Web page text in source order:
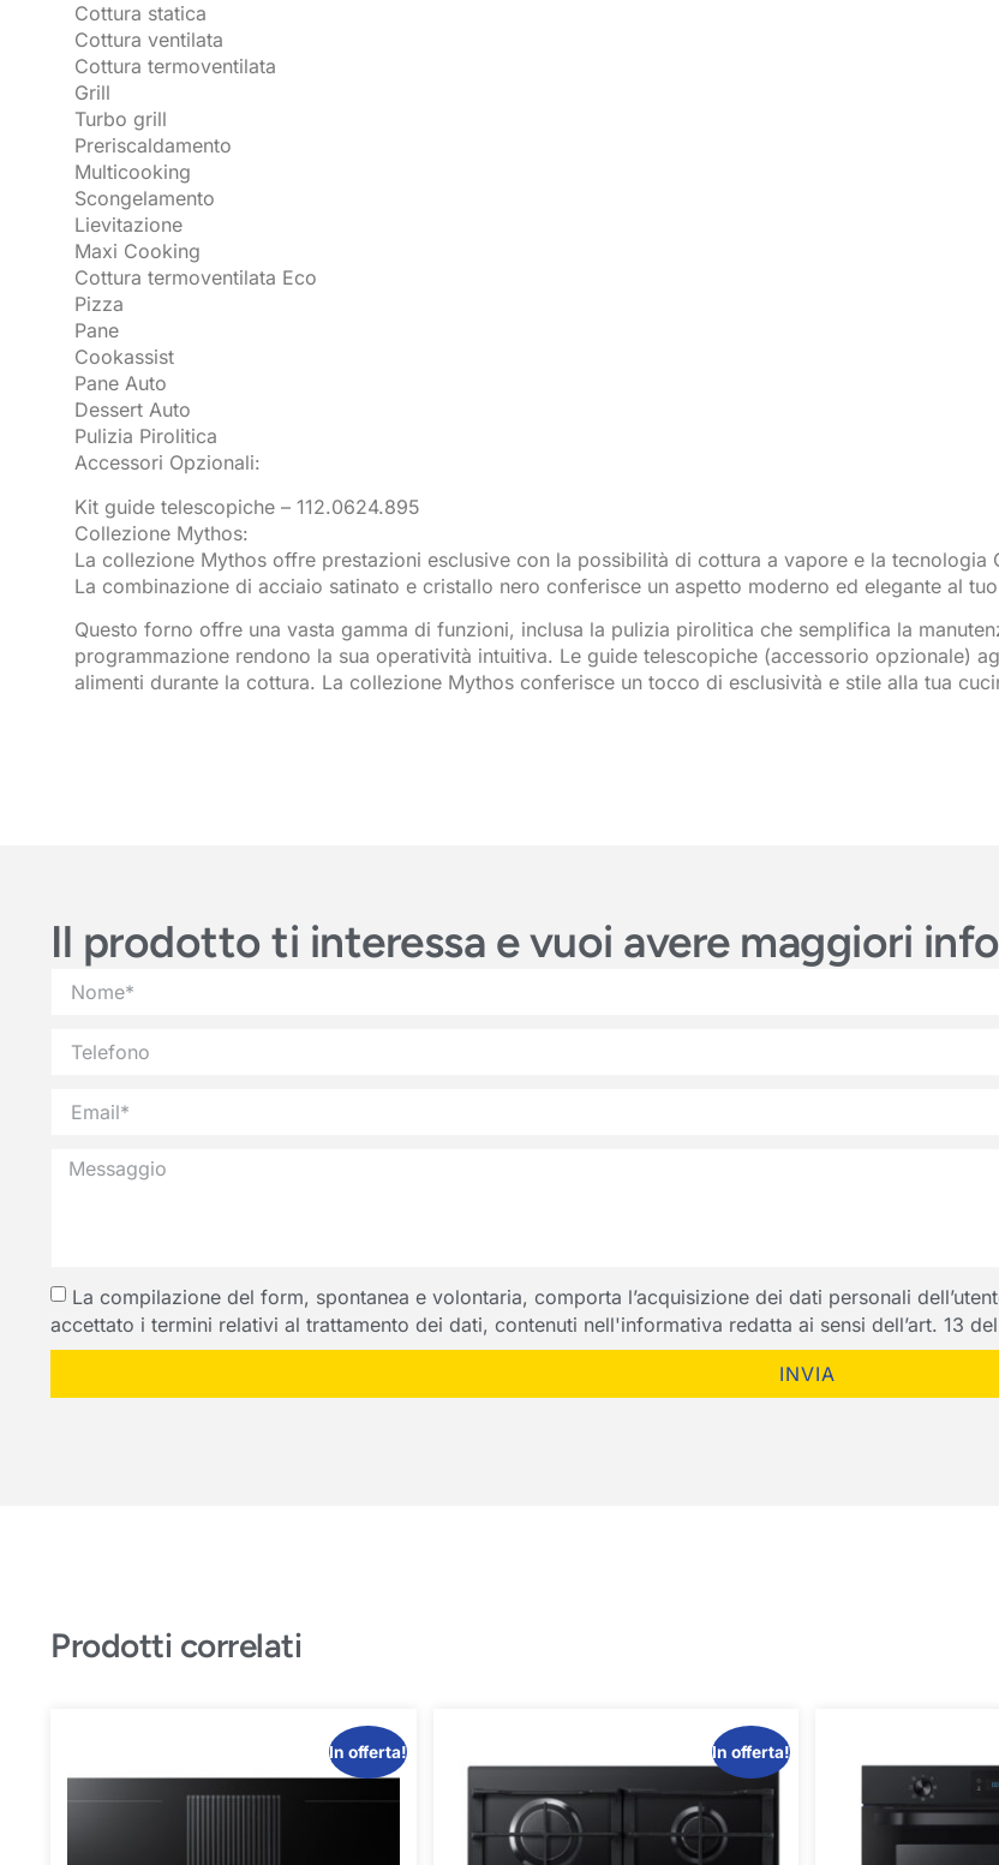
Cottura statica
Cottura ventilata
Cottura termoventilata
Grill
Turbo grill
Preriscaldamento
Multicooking
Scongelamento
Lievitazione
Maxi Cooking
Cottura termoventilata Eco
Pizza
Pane
Cookassist
Pane Auto
Dessert Auto
Pulizia Pirolitica
Accessori Opzionali:
Kit guide telescopiche – 112.0624.895
Collezione Mythos:
La collezione Mythos offre prestazioni esclusive con la possibilità di cottura a vapore e la tecnologia
La combinazione di acciaio satinato e cristallo nero conferisce un aspetto moderno ed elegante al
Questo forno offre una vasta gamma di funzioni, inclusa la pulizia pirolitica che semplifica la
programmazione rendono la sua operatività intuitiva. Le guide telescopiche (accessorio opzionale)
alimenti durante la cottura. La collezione Mythos conferisce un tocco di esclusività e stile alla tua
Il prodotto ti interessa e vuoi avere maggiori
La compilazione del form, spontanea e volontaria, comporta l’acquisizione dei dati personali
accettato i termini relativi al trattamento dei dati, contenuti nell'informativa redatta ai sensi dell’art. 13
INVIA
Prodotti correlati
In offerta! In offerta!